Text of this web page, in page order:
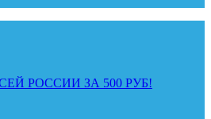
РОССИИ ЗА 500 РУБ!